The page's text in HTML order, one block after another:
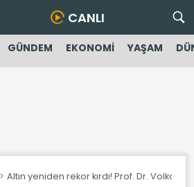
CANLI
GÜNDEM EKONOMİ YAŞAM
Altın yeniden rekor kırdı! Prof. Dr. Volkan